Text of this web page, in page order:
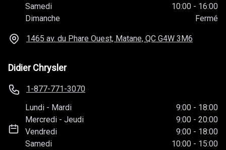
Samedi
10:00 - 16:00
Dimanche
Fermé
1465 av. du Phare Ouest, Matane, QC G4W 3M6
Didier Chrysler
1-877-771-3070
Lundi - Mardi 9:00 - 18:00
Mercredi -Jeudi 9:00 - 20:00
Vendredi
9:00 - 18:00
Samedi
10:00 - 15:00